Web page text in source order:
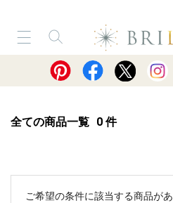
サービス ショッピン
全ての商品一覧 0 件
ご希望の条件に該当する商品が